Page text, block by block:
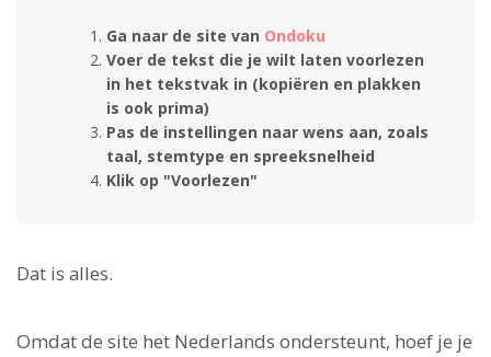
Ga naar de site van Ondoku
Voer de tekst die je wilt laten voorlezen
in het tekstvak in (kopiëren en plakken
is ook prima)
Pas de instellingen naar wens aan, zoals
taal, stemtype en spreeksnelheid
Klik op "Voorlezen"
Dat is alles.
Omdat de site het Nederlands ondersteunt, hoef je je